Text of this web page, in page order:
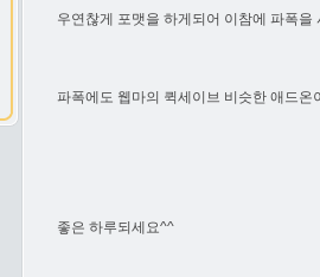
우연찮게 포맷을 하게되어 이참에 파폭을
파폭에도 웹마의 퀵세이브 비슷한 애드온
좋은 하루되세요^^